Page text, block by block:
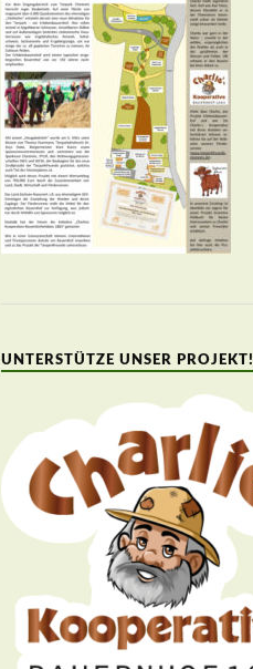
UNTERSTÜTZE UNSER PROJEKT!